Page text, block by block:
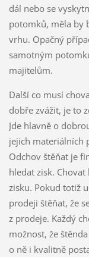
dál nebo se
potomků, měla by
vrhu. Opačný
samotným
majitelům.
Další co musí
dobře zvážit, je to
Jde hlavně o
jejich materiálních
Odchov štěňat je
hledat zisk.
zisku. Pokud totiž
prodeji štěňat, že
z prodeje. Každý
možnost, že
o ně i kvalitně